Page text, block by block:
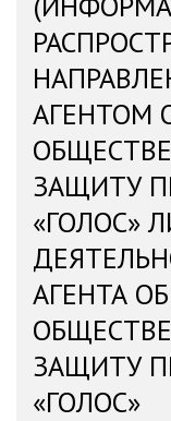
АГЕНТОМ
ЗАЩИТУ
«ГОЛОС»
АГЕНТА
ЗАЩИТУ
«ГОЛОС»